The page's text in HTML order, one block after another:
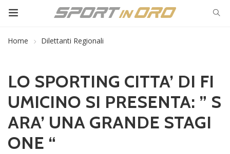
Home Dilettanti Regionali
LO SPORTING CITTA’ DI FI
UMICINO SI PRESENTA: ” S
ARA’ UNA GRANDE STAGI
ONE “